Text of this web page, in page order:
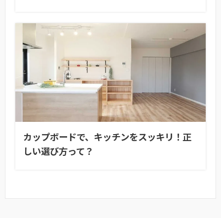
カップボードで、キッチンをスッキリ！正
しい選び方って？